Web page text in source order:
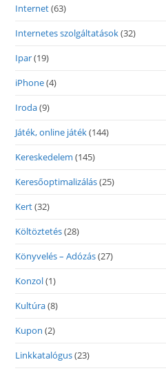
Internet(63)
Internetes szolgáltatások(32)
Ipar(19)
iPhone(4)
Iroda(9)
Játék, online játék(144)
Kereskedelem (145)
Keresőoptimalizálás(25)
Kert(32)
Költöztetés(28)
Könyvelés – Adózás(27)
Konzol(1)
Kultúra(8)
Kupon (2)
Linkkatalógus(23)